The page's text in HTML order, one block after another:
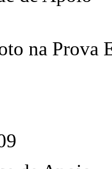
na Prova